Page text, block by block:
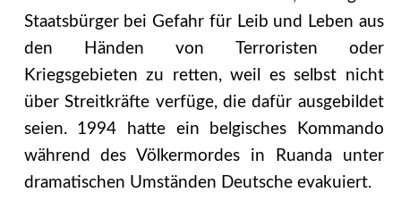
Staatsbürger bei Gefahr für Leib und Leben aus
den Händen von Terroristen oder
Kriegsgebieten zu retten, weil es selbst nicht
über Streitkräfte verfüge, die dafür ausgebildet
seien. 1994 hatte ein belgisches Kommando
während des Völkermordes in Ruanda unter
dramatischen Umständen Deutsche evakuiert.